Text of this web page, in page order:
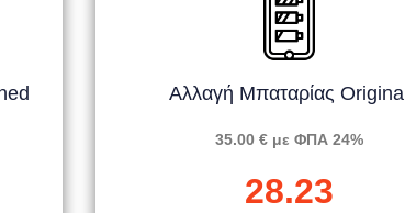
Αλλαγή Μπαταρίας Original
35.00 € με ΦΠΑ 24%
28.23